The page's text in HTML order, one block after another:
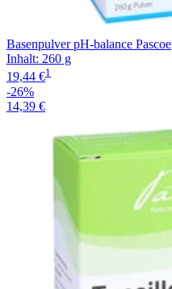
Basenpulver pH-balance Pascoe
Inhalt: 260 g
19,44 €1
-26%
14,39 €